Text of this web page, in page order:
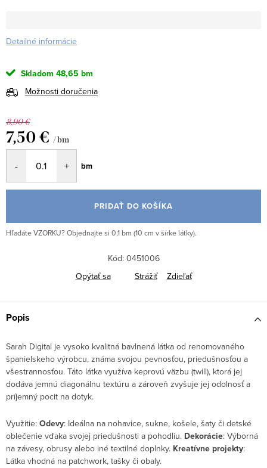
Detailné informácie
Skladom 48,65 bm
Možnosti doručenia
8,90 €
7,50 € / bm
cena:
bm
PRIDAŤ DO KOŠÍKA
Hľadáte VZORKU? Objednajte si 0,1 bm (10 cm v šírke látky).
Kód: 0451006
Opýtať sa
Strážiť Zdieľať
Popis
Sarah Digital je vysoko kvalitná bavlnená látka od renomovaného
španielskeho výrobcu, známa svojou pevnosťou, priedušnosťou a
všestrannosťou. Táto látka využíva keprovú väzbu (twill), ktorá jej
dodáva jemnú diagonálnu textúru a zároveň zvyšuje jej odolnosť a
príjemný pocit na dotyk.
Využitie: Odevy: Ideálna na nohavice, sukne, košele, šaty či detské
oblečenie vďaka svojej priedušnosti a pohodliu. Dekorácie: Výborná
na závesy, obrusy alebo iné textilné doplnky. Kreatívne projekty:
Látka vhodná na patchwork, tašky či obaly.